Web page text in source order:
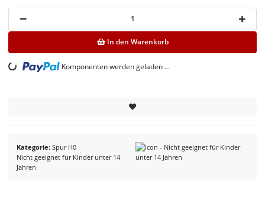
Kategorie Spur H0
Nicht geeignet für Kinder unter 14
Jahren
In den Warenkorb
Loading... Komponenten werden geladen ...